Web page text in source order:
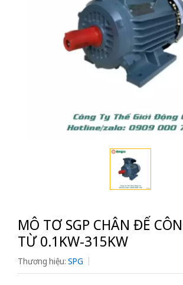
MÔ TƠ SGP CHÂN ĐẾ
TỪ 0.1KW-315KW
Thương hiệu: SPG